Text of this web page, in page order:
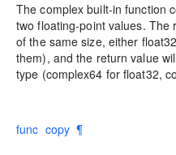
The complex built-in function
two floating-point values. The
of the same size, either
them), and the return value
type (complex64 for float32,
func copy ¶